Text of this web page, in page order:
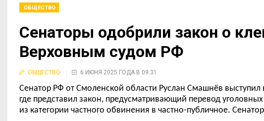
ОБЩЕСТВО
Сенаторы одобрили закон о
Верховным судом РФ
ОБЩЕСТВО 6 ИЮНЯ 2025 ГОДА В 09:31
Сенатор РФ от Смоленской области Руслан Смашнёв
где представил закон, предусматривающий перевод
из категории частного обвинения в частно-публичное.